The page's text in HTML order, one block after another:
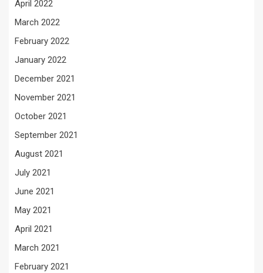
April 2022
March 2022
February 2022
January 2022
December 2021
November 2021
October 2021
September 2021
August 2021
July 2021
June 2021
May 2021
April 2021
March 2021
February 2021